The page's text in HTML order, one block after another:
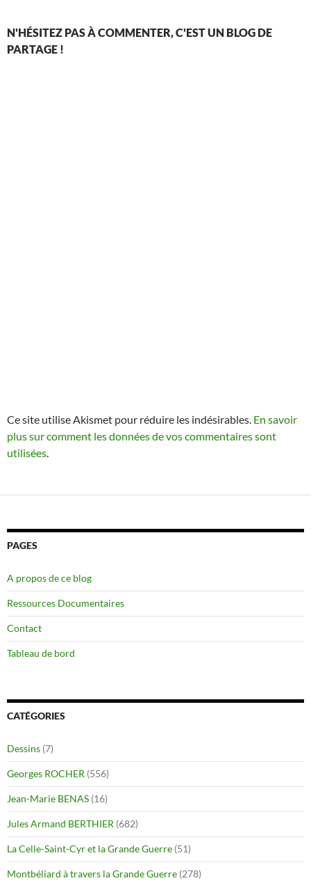
N'HÉSITEZ PAS À COMMENTER, C'EST UN BLOG DE
PARTAGE !
Ce site utilise Akismet pour réduire les indésirables. En savoir
plus sur comment les données de vos commentaires sont
utilisées.
PAGES
A propos de ce blog
Ressources Documentaires
Contact
Tableau de bord
CATÉGORIES
Dessins (7)
Georges ROCHER (556)
Jean-Marie BENAS (16)
Jules Armand BERTHIER (682)
La Celle-Saint-Cyr et la Grande Guerre (51)
Montbéliard à travers la Grande Guerre (278)